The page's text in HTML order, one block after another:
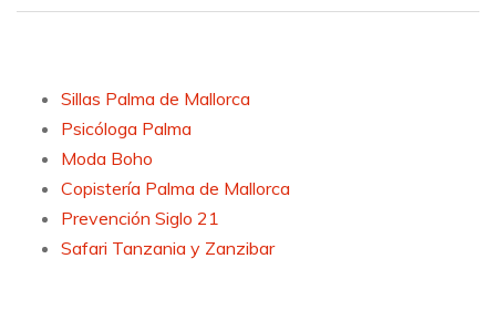
Sillas Palma de Mallorca
Psicóloga Palma
Moda Boho
Copistería Palma de Mallorca
Prevención Siglo 21
Safari Tanzania y Zanzibar